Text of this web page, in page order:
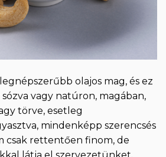
olajos mag, és ez
vagy natúron, magában,
törve, esetleg
mindenképp szerencsés
csak rettentően finom, de